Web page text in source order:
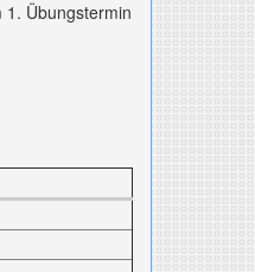
Übungstermin